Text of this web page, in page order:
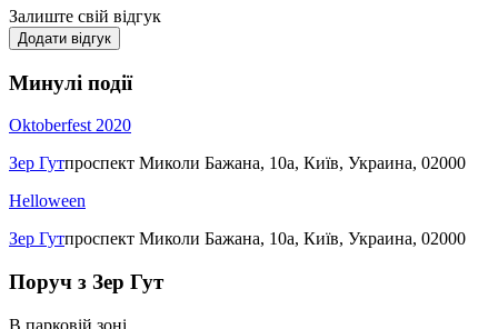
Залиште свій відгук
Додати відгук
Минулі події
Oktoberfest 2020
Зер Гутпроспект Миколи Бажана, 10а, Київ, Украина, 02000
Helloween
Зер Гутпроспект Миколи Бажана, 10а, Київ, Украина, 02000
Поруч з Зер Гут
В парковій зоні